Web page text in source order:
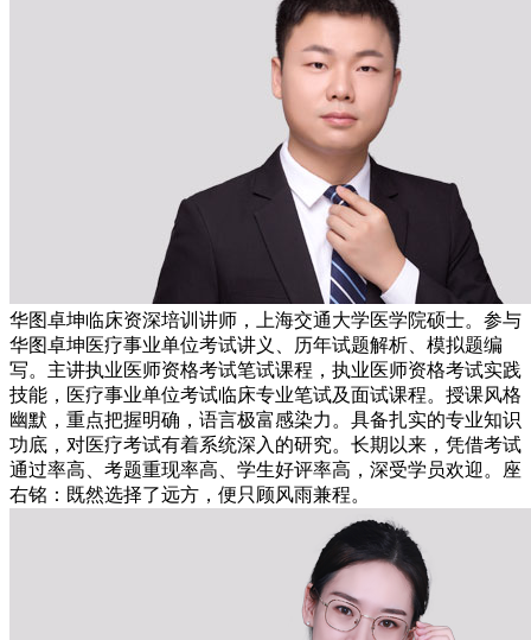
华图卓坤临床资深培训讲师，上海交通大学医学院硕士。参与
华图卓坤医疗事业单位考试讲义、历年试题解析、模拟题编
写。主讲执业医师资格考试笔试课程，执业医师资格考试实践
技能，医疗事业单位考试临床专业笔试及面试课程。授课风格
幽默，重点把握明确，语言极富感染力。具备扎实的专业知识
功底，对医疗考试有着系统深入的研究。长期以来，凭借考试
通过率高、考题重现率高、学生好评率高，深受学员欢迎。座
右铭：既然选择了远方，便只顾风雨兼程。